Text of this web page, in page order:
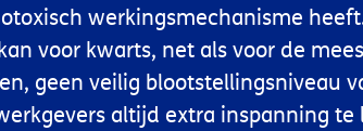
werkingsmechanisme
voor kwarts, net als voor de
geen veilig blootstellingsniveau
altijd extra inspanning te